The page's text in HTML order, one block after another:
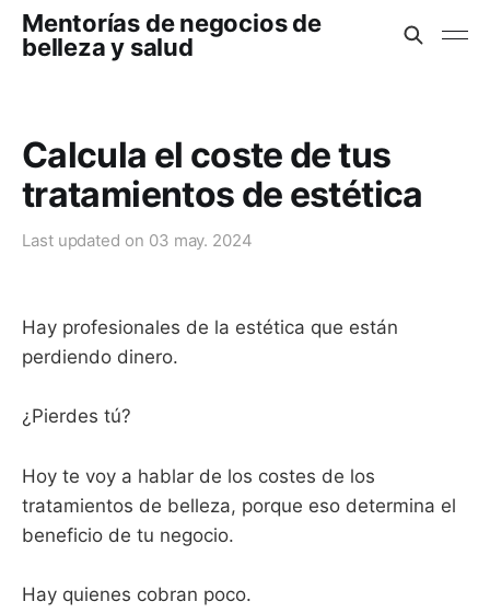
Mentorías de negocios de
belleza y salud
Calcula el coste de tus
tratamientos de estética
Last updated on 03 may. 2024
Hay profesionales de la estética que están
perdiendo dinero.
¿Pierdes tú?
Hoy te voy a hablar de los costes de los
tratamientos de belleza, porque eso determina el
beneficio de tu negocio.
Hay quienes cobran poco.